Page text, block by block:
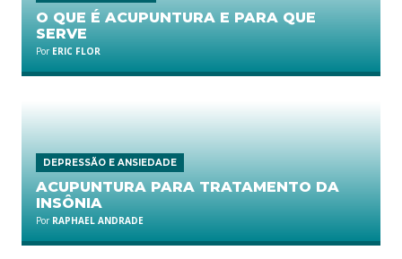
O QUE É ACUPUNTURA E PARA QUE
SERVE
Por ERIC FLOR
DEPRESSÃO E ANSIEDADE
ACUPUNTURA PARA TRATAMENTO DA
INSÔNIA
Por RAPHAEL ANDRADE